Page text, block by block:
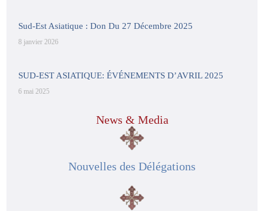
Sud-Est Asiatique : Don Du 27 Décembre 2025
8 janvier 2026
SUD-EST ASIATIQUE: ÉVÉNEMENTS D’AVRIL 2025
6 mai 2025
News & Media
Nouvelles des Délégations